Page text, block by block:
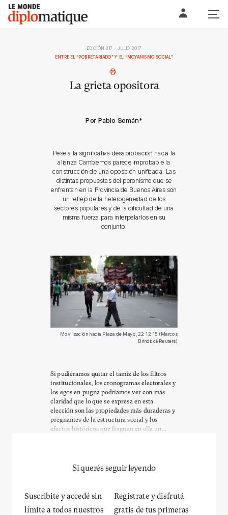
Skip
content
Le monde diplomatique
EDICIÓN 217 - JULIO 2017
ENTRE EL “POBRETARIADO” Y EL “MOYANISMO SOCIAL”
La grieta opositora
Por Pablo Semán*
Pese a la significativa desaprobación hacia la
alianza Cambiemos parece improbable la
construcción de una oposición unificada. Las
distintas propuestas del peronismo que se
enfrentan en la Provincia de Buenos Aires son
un reflejo de la heterogeneidad de los
sectores populares y de la dificultad de una
misma fuerza para interpelarlos en su
conjunto.
Movilización hacia Plaza de Mayo, 22-12-15 (Marcos
Brindicci/Reuters)
Si pudiéramos quitar el tamiz de los filtros
institucionales, los cronogramas electorales y
los egos en pugna podríamos ver con más
claridad que lo que se expresa en esta
elección son las propiedades más duraderas y
pregnantes de la estructura social y los
efectos históricos que fraguan en ella un...
Si querés seguir leyendo
Suscribite y accedé sin
límite a todos nuestros
Registrate y disfrutá
gratis de tus primeras